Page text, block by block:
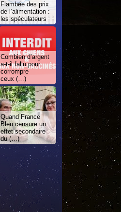
Flambée des prix
de l’alimentation :
les spéculateurs
Combien d’argent
a-t-il fallu pour
corrompre
ceux (…)
Quand France
Bleu censure un
effet secondaire
du (…)